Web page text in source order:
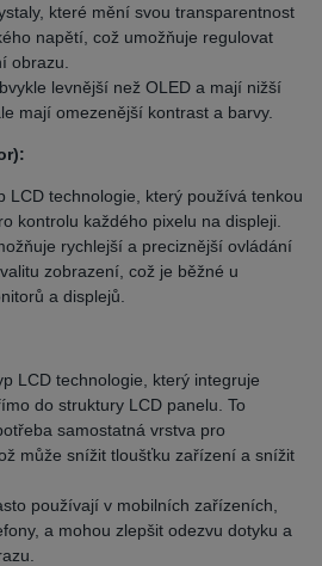
které mění svou transparentnost
napětí, což umožňuje regulovat
obrazu.
levnější než OLED a mají nižší
mají omezenější kontrast a barvy.
LCD technologie, který používá tenkou
kontrolu každého pixelu na displeji.
rychlejší a preciznější ovládání
zobrazení, což je běžné u
a displejů.
LCD technologie, který integruje
do struktury LCD panelu. To
samostatná vrstva pro
může snížit tloušťku zařízení a snížit
používají v mobilních zařízeních,
a mohou zlepšit odezvu dotyku a